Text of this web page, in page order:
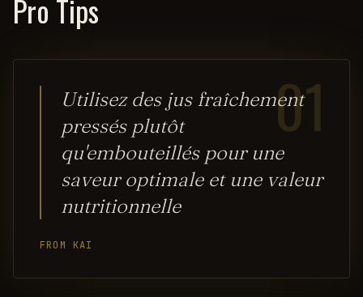
Pro Tips
01
Utilisez des jus fraîchement
pressés plutôt
qu'embouteillés pour une
saveur optimale et une valeur
nutritionnelle
FROM KAI